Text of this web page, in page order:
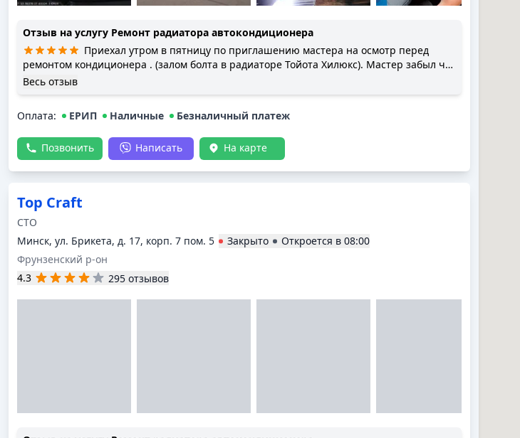
Отзыв на услугу Ремонт радиатора автокондиционера
Приехал утром в пятницу по приглашению мастера на осмотр перед
ремонтом кондиционера . (залом болта в радиаторе Тойота Хилюкс). Мастер забыл что
у него в этот день выходной , но это не повлияло на ход работ . Первоначальная
работе . С частичной разборкой и применением сварочного оборудования . В
течении 40 минут все было приведено в первоначальное состояние , кондиционер
заправлен . Цена адекватна , нет никаких попыток к наращиванию объема работ .
Спасибо всему коллективу за их отношение к проделываемой работе ,
Весь отзыв
Оплата: ЕРИП Наличные Безналичный платеж
Позвонить Написать На карте
Top Craft
СТО
Минск, ул. Брикета, д. 17, корп. 7 пом. 5
Закрыто Откроется в 08:00
Фрунзенский р-он
4.3
295 отзывов